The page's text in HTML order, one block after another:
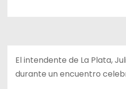
El intendente de La Plata,
durante un encuentro